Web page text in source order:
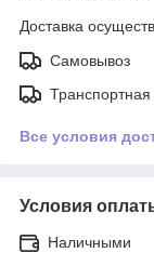
Доставка
Самовывоз
Все условия
Условия
Наличными